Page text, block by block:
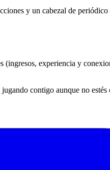
y un cabezal de
experiencia y
contigo aunque no